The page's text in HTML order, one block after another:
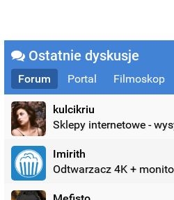
Ostatnie dyskusje
Forum Portal Filmoskop
kulcikriu
Sklepy internetowe -
Imirith
Odtwarzacz 4K +